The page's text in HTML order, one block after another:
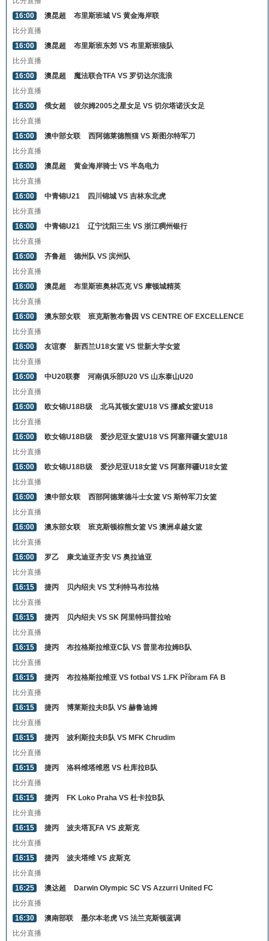
16:00
澳昆超
布里斯班城 VS 黄金海岸联
比分直播
16:00
澳昆超
布里斯班东郊 VS 布里斯班狼队
比分直播
16:00
澳昆超
魔法联合TFA VS 罗切达尔流浪
比分直播
16:00
俄女超
彼尔姆2005之星女足 VS 切尔塔诺沃女足
比分直播
16:00
澳中部女联
西阿德莱德熊猫 VS 斯图尔特军刀
比分直播
16:00
澳昆超
黄金海岸骑士 VS 半岛电力
比分直播
16:00
中青锦U21
四川锦城 VS 吉林东北虎
比分直播
16:00
中青锦U21
辽宁沈阳三生 VS 浙江稠州银行
比分直播
16:00
齐鲁超
德州队 VS 滨州队
比分直播
16:00
澳昆超
布里斯班奥林匹克 VS 摩顿城精英
比分直播
16:00
澳东部女联
班克斯敦布鲁因 VS CENTRE OF EXCELLENCE
比分直播
16:00
友谊赛
新西兰U18女篮 VS 世新大学女篮
比分直播
16:00
中U20联赛
河南俱乐部U20 VS 山东泰山U20
比分直播
16:00
欧女锦U18B级
北马其顿女篮U18 VS 挪威女篮U18
比分直播
16:00
欧女锦U18B级
爱沙尼亚女篮U18 VS 阿塞拜疆女篮U18
比分直播
16:00
欧女锦U18B级
爱沙尼亚U18女篮 VS 阿塞拜疆U18女篮
比分直播
16:00
澳中部女联
西部阿德莱德斗士女篮 VS 斯特军刀女篮
比分直播
16:00
澳东部女联
班克斯顿棕熊女篮 VS 澳洲卓越女篮
比分直播
16:00
罗乙
康戈迪亚齐安 VS 奥拉迪亚
比分直播
16:15
捷丙
贝内绍夫 VS 艾利特马布拉格
比分直播
16:15
捷丙
贝内绍夫 VS SK 阿里特玛普拉哈
比分直播
16:15
捷丙
布拉格斯拉维亚C队 VS 普里布拉姆B队
比分直播
16:15
捷丙
布拉格斯拉维亚 VS fotbal VS 1.FK Příbram FA B
比分直播
16:15
捷丙
博莱斯拉夫B队 VS 赫鲁迪姆
比分直播
16:15
捷丙
波利斯拉夫B队 VS MFK Chrudim
比分直播
16:15
捷丙
洛科维塔维恩 VS 杜库拉B队
比分直播
16:15
捷丙
FK Loko Praha VS 杜卡拉B队
比分直播
16:15
捷丙
波夫塔瓦FA VS 皮斯克
比分直播
16:15
捷丙
波夫塔维 VS 皮斯克
比分直播
16:25
澳达超
Darwin Olympic SC VS Azzurri United FC
比分直播
16:30
澳南部联
墨尔本老虎 VS 法兰克斯顿蓝调
比分直播